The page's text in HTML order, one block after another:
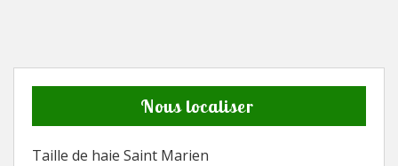
Nous localiser
Taille de haie Saint Marien